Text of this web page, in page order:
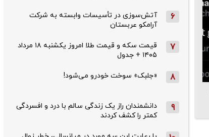
6
آتش‌سوزی در تأسیسات وابسته به شرکت
آرامکو عربستان
7
قیمت سکه و قیمت طلا امروز یکشنبه ۱۸ مرداد
۱۴۰۵ + جدول
8 «جلبک» سوخت خودرو می‌شود!
9
دانشمندان راز یک زندگی سالم با درد و افسردگی
کمتر را کشف کردند